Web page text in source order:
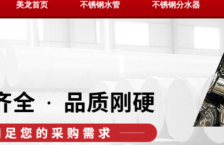
美龙首页 不锈钢水管 不锈钢分水器